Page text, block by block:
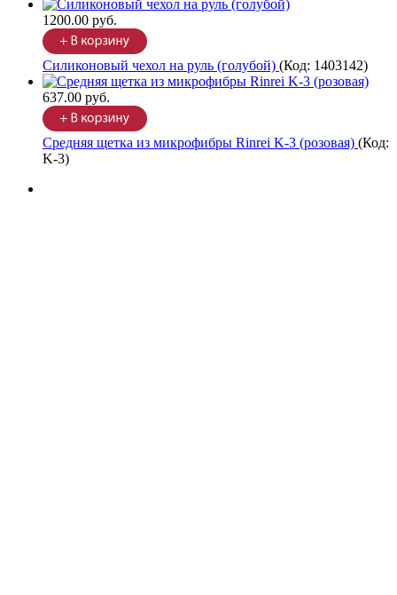
1200.00 руб.
Силиконовый чехол на руль (голубой) (Код: 1403142)
637.00 руб.
Средняя щетка из микрофибры Rinrei K-3 (розовая) (Код:
K-3)